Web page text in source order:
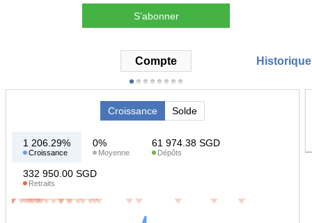
S’abonner
Compte
Croissance Solde
1 206.29%
Croissance
0%
Moyenne
61 974.38 SGD
Dépôts
332 950.00 SGD
Retraits